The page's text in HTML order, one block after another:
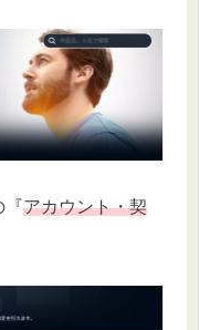
『アカウント・契